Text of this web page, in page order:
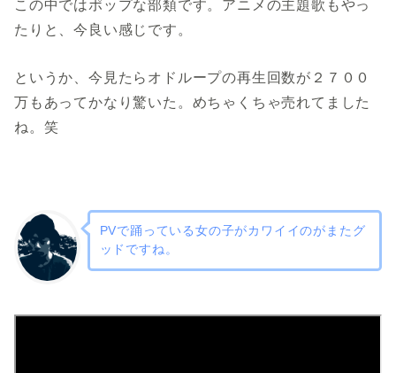
この中ではポップな部類です。アニメの主題歌もやっ
たりと、今良い感じです。
というか、今見たらオドループの再生回数が２７００
万もあってかなり驚いた。めちゃくちゃ売れてました
ね。笑
PVで踊っている女の子がカワイイのがまたグ
ッドですね。